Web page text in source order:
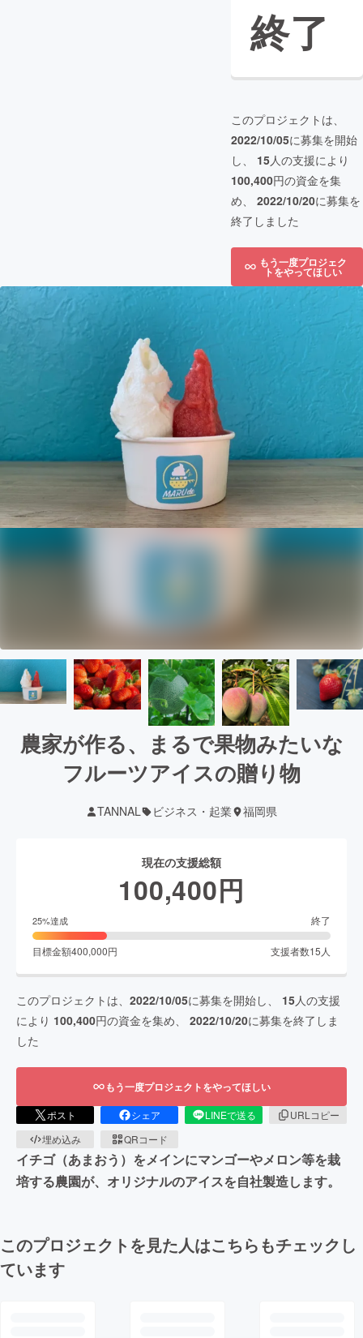
終了
このプロジェクトは、
2022/10/05に募集を開始
し、 15人の支援により
100,400円の資金を集
め、 2022/10/20に募集を
終了しました
もう一度プロジェク
トをやってほしい
農家が作る、まるで果物みたいな
フルーツアイスの贈り物
TANNAL ビジネス・起業 福岡県
現在の支援総額
100,400円
25%達成 終了
目標金額400,000円 支援者数15 人
このプロジェクトは、 2022/10/05に募集を開始し、 15人の支援
により 100,400円の資金を集め、 2022/10/20に募集を終了しま
した
もう一度プロジェクトをやってほしい
ポスト シェア LINEで送る
URLコピー
埋め込み
QRコード
イチゴ（あまおう）をメインにマンゴーやメロン等を栽
培する農園が、オリジナルのアイスを自社製造します。
このプロジェクトを見た人はこちらもチェックし
ています